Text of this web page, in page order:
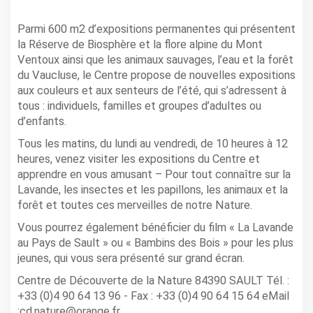
Parmi 600 m2 d’expositions permanentes qui présentent
la Réserve de Biosphère et la flore alpine du Mont
Ventoux ainsi que les animaux sauvages, l’eau et la forêt
du Vaucluse, le Centre propose de nouvelles expositions
aux couleurs et aux senteurs de l’été, qui s’adressent à
tous : individuels, familles et groupes d’adultes ou
d’enfants.
Tous les matins, du lundi au vendredi, de 10 heures à 12
heures, venez visiter les expositions du Centre et
apprendre en vous amusant – Pour tout connaître sur la
Lavande, les insectes et les papillons, les animaux et la
forêt et toutes ces merveilles de notre Nature.
Vous pourrez également bénéficier du film « La Lavande
au Pays de Sault » ou « Bambins des Bois » pour les plus
jeunes, qui vous sera présenté sur grand écran.
Centre de Découverte de la Nature 84390 SAULT Tél. :
+33 (0)4 90 64 13 96 - Fax : +33 (0)4 90 64 15 64 eMail